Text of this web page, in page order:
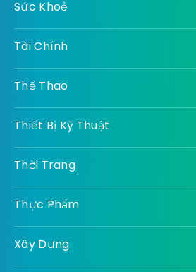
Sức Khoẻ
Tài Chính
Thể Thao
Thiết Bị Kỹ Thuật
Thời Trang
Thực Phẩm
Xây Dựng